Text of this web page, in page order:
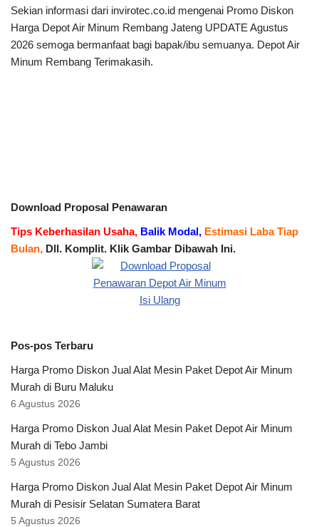
Sekian informasi dari invirotec.co.id mengenai Promo Diskon
Harga Depot Air Minum Rembang Jateng UPDATE Agustus
2026 semoga bermanfaat bagi bapak/ibu semuanya. Depot Air
Minum Rembang Terimakasih.
Download Proposal Penawaran
Tips Keberhasilan Usaha, Balik Modal, Estimasi Laba Tiap
Bulan, Dll. Komplit. Klik Gambar Dibawah Ini.
Pos-pos Terbaru
Harga Promo Diskon Jual Alat Mesin Paket Depot Air Minum
Murah di Buru Maluku
6 Agustus 2026
Harga Promo Diskon Jual Alat Mesin Paket Depot Air Minum
Murah di Tebo Jambi
5 Agustus 2026
Harga Promo Diskon Jual Alat Mesin Paket Depot Air Minum
Murah di Pesisir Selatan Sumatera Barat
5 Agustus 2026